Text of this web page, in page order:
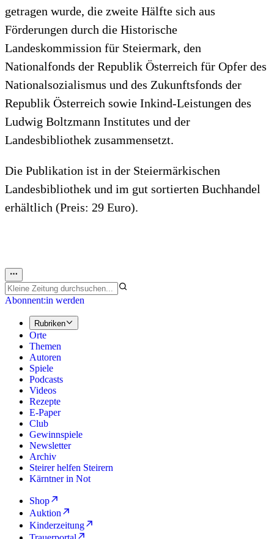
getragen wurde, die zweite Hälfte sich aus
Förderungen durch die Historische
Landeskommission für Steiermark, den
Nationalfonds der Republik Österreich für Opfer des
Nationalsozialismus und des Zukunftsfonds der
Republik Österreich sowie Inkind-Leistungen des
Ludwig Boltzmann Institutes und der
Landesbibliothek zusammensetzt.
Die Publikation ist in der Steiermärkischen
Landesbibliothek und im gut sortierten Buchhandel
erhältlich (Preis: 29 Euro).
Abonnent:in werden
Rubriken
Orte
Themen
Autoren
Spiele
Podcasts
Videos
Rezepte
E-Paper
Club
Gewinnspiele
Newsletter
Archiv
Steirer helfen Steirern
Kärntner in Not
Shop
Auktion
Kinderzeitung